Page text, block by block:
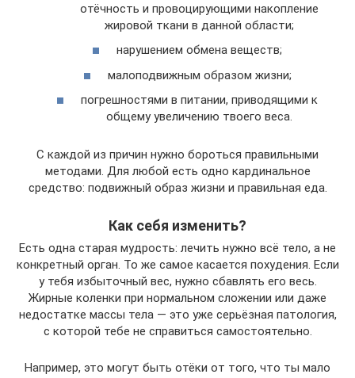
отёчность и провоцирующими накопление
жировой ткани в данной области;
нарушением обмена веществ;
малоподвижным образом жизни;
погрешностями в питании, приводящими к
общему увеличению твоего веса.
С каждой из причин нужно бороться правильными
методами. Для любой есть одно кардинальное
средство: подвижный образ жизни и правильная еда.
Как себя изменить?
Есть одна старая мудрость: лечить нужно всё тело, а не
конкретный орган. То же самое касается похудения. Если
у тебя избыточный вес, нужно сбавлять его весь.
Жирные коленки при нормальном сложении или даже
недостатке массы тела — это уже серьёзная патология,
с которой тебе не справиться самостоятельно.
Например, это могут быть отёки от того, что ты мало